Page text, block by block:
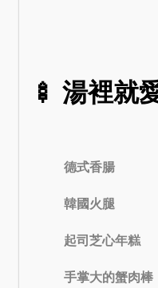
🍢 湯裡就
德式香腸
韓國火腿
起司芝心年糕
手掌大的蟹肉棒